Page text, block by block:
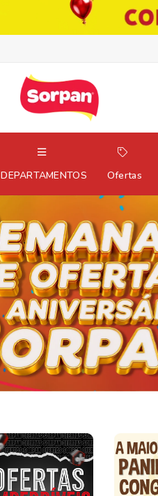
DEPARTAMENTOS Ofertas